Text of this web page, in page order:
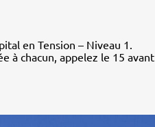
en Tension – Niveau 1.
à chacun, appelez le 15 avant